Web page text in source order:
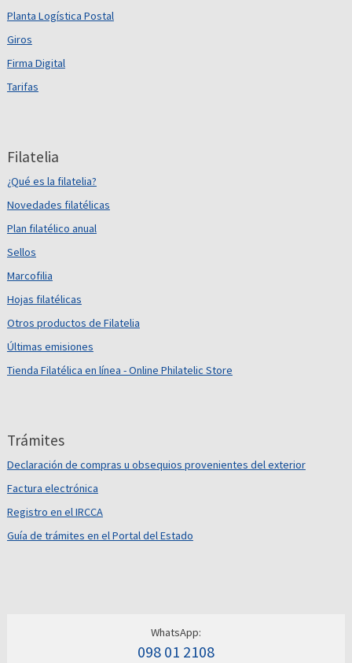
Planta Logística Postal
Giros
Firma Digital
Tarifas
Filatelia
¿Qué es la filatelia?
Novedades filatélicas
Plan filatélico anual
Sellos
Marcofilia
Hojas filatélicas
Otros productos de Filatelia
Últimas emisiones
Tienda Filatélica en línea - Online Philatelic Store
Trámites
Declaración de compras u obsequios provenientes del exterior
Factura electrónica
Registro en el IRCCA
Guía de trámites en el Portal del Estado
WhatsApp:
098 01 2108